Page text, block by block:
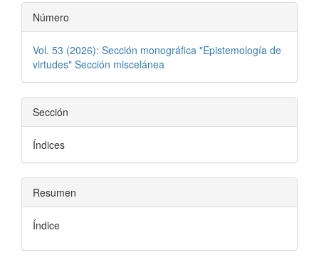
Número
Vol. 53 (2026): Sección monográfica "Epistemología de
virtudes" Sección miscelánea
Sección
Índices
Resumen
Índice